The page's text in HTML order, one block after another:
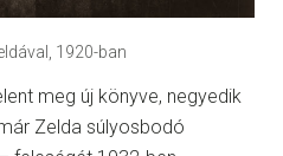
1920-ban
meg új könyve, negyedik
Zelda súlyosbodó